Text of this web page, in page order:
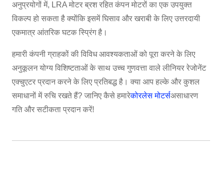
अनुप्रयोगों में, LRA मोटर ब्रश रहित कंपन मोटरों का एक उपयुक्त
विकल्प हो सकता है क्योंकि इसमें घिसाव और खराबी के लिए उत्तरदायी
एकमात्र आंतरिक घटक स्प्रिंग है।
हमारी कंपनी ग्राहकों की विविध आवश्यकताओं को पूरा करने के लिए
अनुकूलन योग्य विशिष्टताओं के साथ उच्च गुणवत्ता वाले लीनियर रेजोनेंट
एक्चुएटर प्रदान करने के लिए प्रतिबद्ध है। क्या आप हल्के और कुशल
समाधानों में रुचि रखते हैं? जानिए कैसे हमारेकोरलेस मोटर्सअसाधारण
गति और सटीकता प्रदान करें!